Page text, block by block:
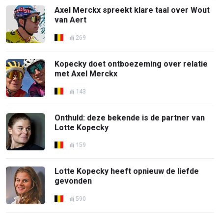
Axel Merckx spreekt klare taal over Wout
van Aert
269
Kopecky doet ontboezeming over relatie
met Axel Merckx
143
Onthuld: deze bekende is de partner van
Lotte Kopecky
159
Lotte Kopecky heeft opnieuw de liefde
gevonden
590